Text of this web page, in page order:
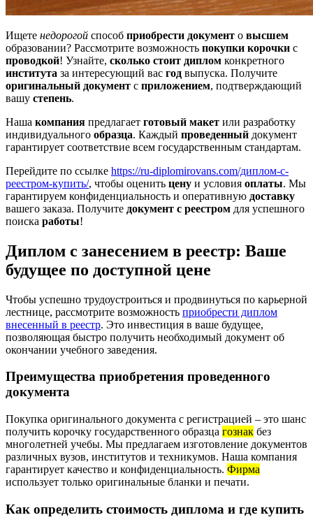
Ищете недорогой способ приобрести документ о высшем
образовании? Рассмотрите возможность покупки корочки с
проводкой! Узнайте, сколько стоит диплом конкретного
института за интересующий вас год выпуска. Получите
оригинальный документ с приложением, подтверждающий
вашу степень.
Наша компания предлагает готовый макет или разработку
индивидуального образца. Каждый проведенный документ
гарантирует соответствие всем государственным стандартам.
Перейдите по ссылке https://ru-diplomirovans.com/диплом-с-
реестром-купить/, чтобы оценить цену и условия оплаты. Мы
гарантируем конфиденциальность и оперативную доставку
вашего заказа. Получите документ с реестром для успешного
поиска работы!
Диплом с занесением в реестр: Ваше
будущее по доступной цене
Чтобы успешно трудоустроиться и продвинуться по карьерной
лестнице, рассмотрите возможность приобрести диплом
внесенный в реестр. Это инвестиция в ваше будущее,
позволяющая быстро получить необходимый документ об
окончании учебного заведения.
Преимущества приобретения проведенного
документа
Покупка оригинального документа с регистрацией – это шанс
получить корочку государственного образца гознак без
многолетней учебы. Мы предлагаем изготовление документов
различных вузов, институтов и техникумов. Наша компания
гарантирует качество и конфиденциальность. Фирма
использует только оригинальные бланки и печати.
Как определить стоимость диплома и где купить